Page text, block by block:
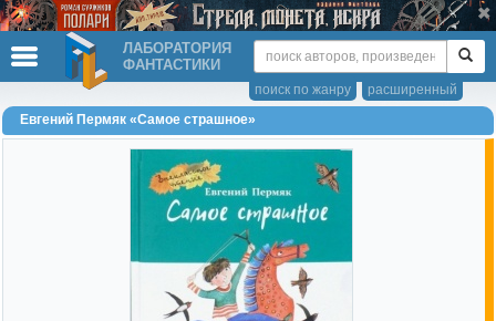
ЛАБОРАТОРИЯ
ФАНТАСТИКИ
расширенный
поиск по жанру
Евгений Пермяк «Самое страшное»